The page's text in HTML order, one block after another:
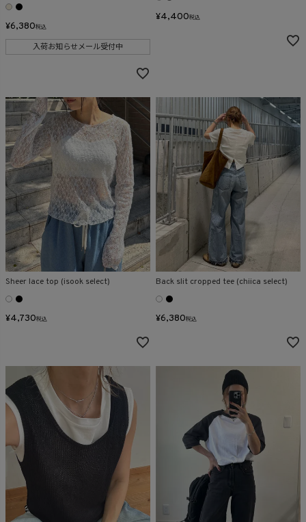
¥6,380税込
入荷お知らせメール受付中
¥4,400税込
Sheer lace top (isook select)
¥4,730税込
Back slit cropped tee (chiica select)
¥6,380税込